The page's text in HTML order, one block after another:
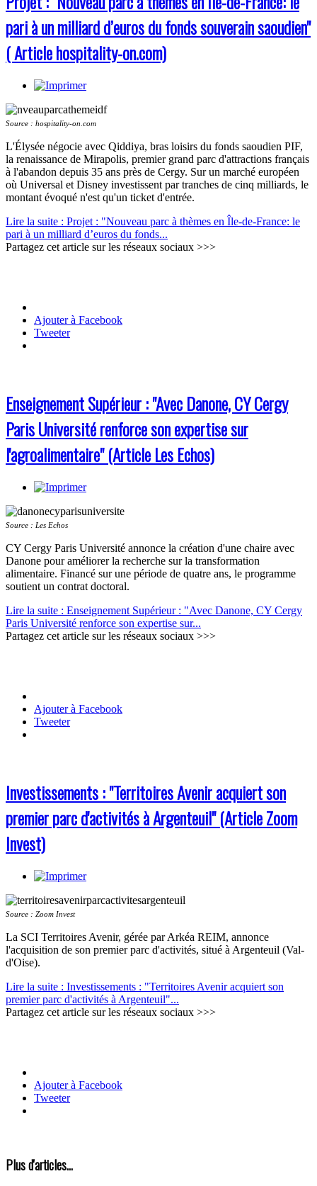
pari à un milliard d’euros du fonds souverain saoudien"
( Article hospitality-on.com)
Source : hospitality-on.com
L'Élysée négocie avec Qiddiya, bras loisirs du fonds saoudien PIF,
la renaissance de Mirapolis, premier grand parc d'attractions français
à l'abandon depuis 35 ans près de Cergy. Sur un marché européen
où Universal et Disney investissent par tranches de cinq milliards, le
montant évoqué n'est qu'un ticket d'entrée.
Lire la suite : Projet : "Nouveau parc à thèmes en Île-de-France: le
pari à un milliard d’euros du fonds...
Partagez cet article sur les réseaux sociaux >>>
Ajouter à Facebook
Tweeter
Enseignement Supérieur : "Avec Danone, CY Cergy
Paris Université renforce son expertise sur
l'agroalimentaire" (Article Les Echos)
Source : Les Echos
CY Cergy Paris Université annonce la création d'une chaire avec
Danone pour améliorer la recherche sur la transformation
alimentaire. Financé sur une période de quatre ans, le programme
soutient un contrat doctoral.
Lire la suite : Enseignement Supérieur : "Avec Danone, CY Cergy
Paris Université renforce son expertise sur...
Partagez cet article sur les réseaux sociaux >>>
Ajouter à Facebook
Tweeter
Investissements : "Territoires Avenir acquiert son
premier parc d'activités à Argenteuil" (Article Zoom
Invest)
Source : Zoom Invest
La SCI Territoires Avenir, gérée par Arkéa REIM, annonce
l'acquisition de son premier parc d'activités, situé à Argenteuil (Val-
d'Oise).
Lire la suite : Investissements : "Territoires Avenir acquiert son
premier parc d'activités à Argenteuil"...
Partagez cet article sur les réseaux sociaux >>>
Ajouter à Facebook
Tweeter
Plus d'articles...